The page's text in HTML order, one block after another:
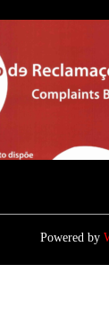
Powered by